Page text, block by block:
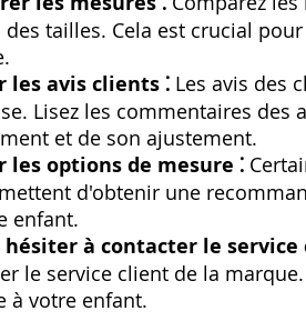
des tailles. Cela est crucial
les avis clients ⁚ Les avis des
Lisez les commentaires
et de son ajustement.
les options de mesure ⁚
d'obtenir une
enfant.
hésiter à contacter le service
le service client de la
à votre enfant.